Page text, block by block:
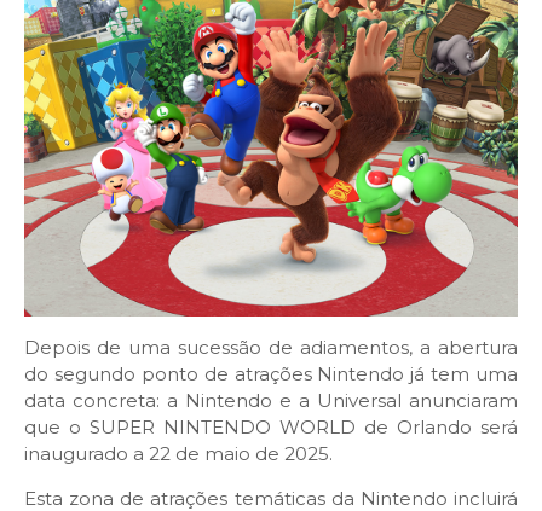
Depois de uma sucessão de adiamentos, a abertura
do segundo ponto de atrações Nintendo já tem uma
data concreta: a Nintendo e a Universal anunciaram
que o SUPER NINTENDO WORLD de Orlando será
inaugurado a 22 de maio de 2025.
Esta zona de atrações temáticas da Nintendo incluirá